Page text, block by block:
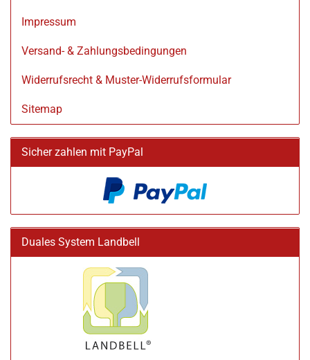
Impressum
Versand- & Zahlungsbedingungen
Widerrufsrecht & Muster-Widerrufsformular
Sitemap
Sicher zahlen mit PayPal
Duales System Landbell